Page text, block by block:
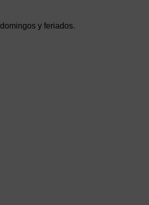
y feriados.